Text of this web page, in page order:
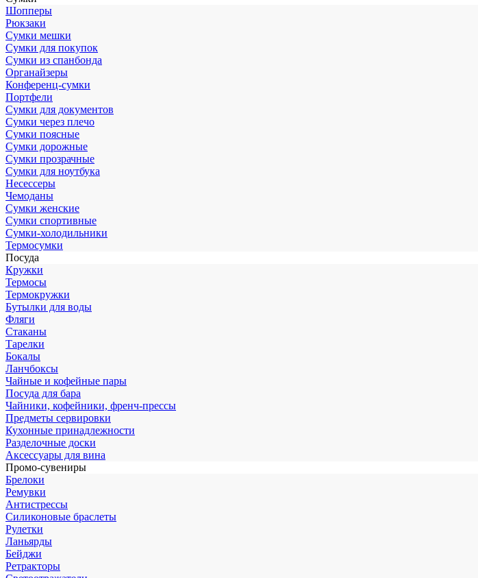
Шопперы
Рюкзаки
Сумки мешки
Сумки для покупок
Сумки из спанбонда
Органайзеры
Конференц-сумки
Портфели
Сумки для документов
Сумки через плечо
Сумки поясные
Сумки дорожные
Сумки прозрачные
Сумки для ноутбука
Несессеры
Чемоданы
Сумки женские
Сумки спортивные
Сумки-холодильники
Термосумки
Посуда
Кружки
Термосы
Термокружки
Бутылки для воды
Фляги
Стаканы
Тарелки
Бокалы
Ланчбоксы
Чайные и кофейные пары
Посуда для бара
Чайники, кофейники, френч-прессы
Предметы сервировки
Кухонные принадлежности
Разделочные доски
Аксессуары для вина
Промо-сувениры
Брелоки
Ремувки
Антистрессы
Силиконовые браслеты
Рулетки
Ланьярды
Бейджи
Ретракторы